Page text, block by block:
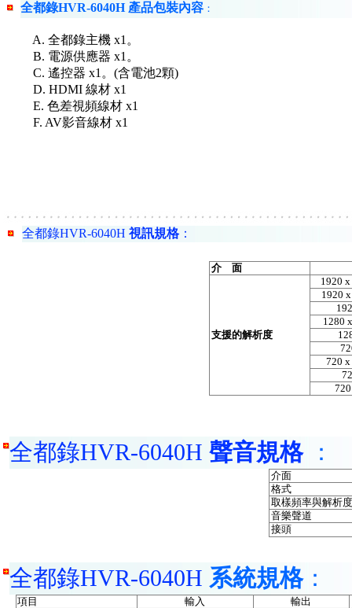
全都錄HVR-6040H 產品包裝內容 ：
A. 全都錄主機 x1。
B. 電源供應器 x1。
C. 遙控器 x1。(含電池2顆)
D. HDMI 線材 x1
E. 色差視頻線材 x1
F. AV影音線材 x1
全都錄HVR-6040H 視訊規格：
介 面
支援的解析度
1920
1920
1280
720 x
全都錄HVR-6040H 聲音規格 ：
介面
格式
取樣頻率與解析度
音樂聲道
接頭
全都錄HVR-6040H 系統規格：
項目 輸入
輸出